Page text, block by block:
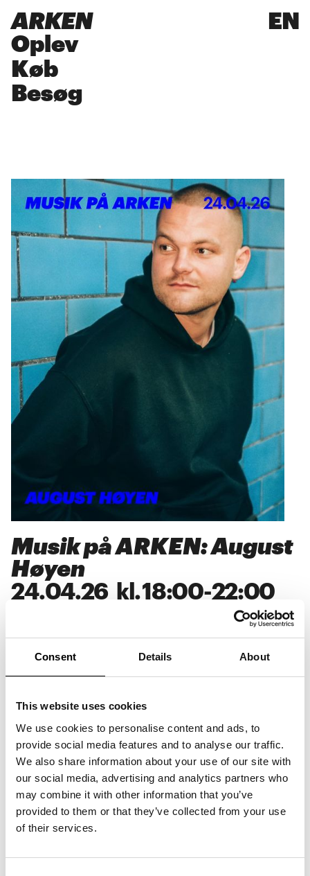
Consent Details About
This website uses cookies
We use cookies to personalise content and ads, to
provide social media features and to analyse our traffic.
We also share information about your use of our site with
our social media, advertising and analytics partners who
may combine it with other information that you’ve
provided to them or that they’ve collected from your use
of their services.
ARKEN
EN
Oplev
Køb
Besøg
Musik på ARKEN: August
Høyen
24.04.26 kl.18:00-22:00
mest spændende nye sangere. Med sin unikke stemme og
til musikelskere over hele landet. August Høyens debutalbum
Udover den akustiske koncert får I også en skøn 3-retters
Dørene åbner: Kl.18.00
Middag serveres: Kl.18.30
Koncert begynder: Kl.21.00 – nummererede pladser.
Der kan købes
billetter til August Høyen
med og uden 3-
retters-middag
Entrébillet til ARKEN (værdi: 150 kr.) er indeholdt.